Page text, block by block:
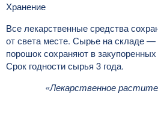
Хранение
Все лекарственные средства
от света месте. Сырье на складе —
порошок сохраняют в
Срок годности сырья 3 года.
«Лекарственное